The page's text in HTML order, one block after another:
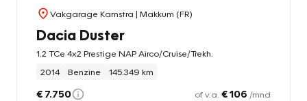
Vakgarage Kamstra | Makkum (FR)
Dacia Duster
1.2 TCe 4x2 Prestige NAP Airco/Cruise/Trekh.
2014
Benzine 145.349 km
€ 7.750 of v.a. € 106 /mnd